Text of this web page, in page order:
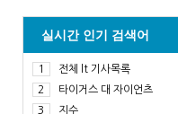
실시간 인기 검색어
1
전체 lt 기사목록
2
타이거스 대 자이언츠
3
지수